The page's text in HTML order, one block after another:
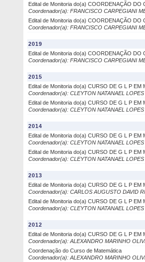
Edital de Monitoria do(a) COORDENAÇÃO DO
Coordenador(a): FRANCISCO CARPEGIANI
Edital de Monitoria do(a) COORDENAÇÃO DO
Coordenador(a): FRANCISCO CARPEGIANI
2019
Edital de Monitoria do(a) COORDENAÇÃO DO
Coordenador(a): FRANCISCO CARPEGIANI
2015
Edital de Monitoria do(a) CURSO DE G L P EM
Coordenador(a): CLEYTON NATANAEL
Edital de Monitoria do(a) CURSO DE G L P EM
Coordenador(a): CLEYTON NATANAEL
2014
Edital de Monitoria do(a) CURSO DE G L P EM
Coordenador(a): CLEYTON NATANAEL
Edital de Monitoria do(a) CURSO DE G L P EM
Coordenador(a): CLEYTON NATANAEL
2013
Edital de Monitoria do(a) CURSO DE G L P EM
Coordenador(a): CARLOS AUGUSTO DAVID
Edital de Monitoria do(a) CURSO DE G L P EM
Coordenador(a): CLEYTON NATANAEL
2012
Edital de Monitoria do(a) CURSO DE G L P EM
Coordenador(a): ALEXANDRO MARINHO
Coordenação do Curso de Matemática
Coordenador(a): ALEXANDRO MARINHO